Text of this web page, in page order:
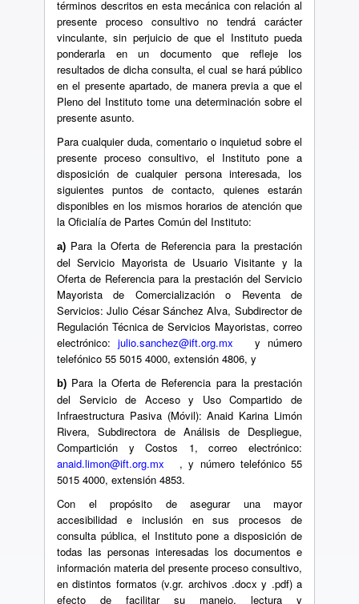
términos descritos en esta mecánica con relación al
presente proceso consultivo no tendrá carácter
vinculante, sin perjuicio de que el Instituto pueda
ponderarla en un documento que refleje los
resultados de dicha consulta, el cual se hará público
en el presente apartado, de manera previa a que el
Pleno del Instituto tome una determinación sobre el
presente asunto.
Para cualquier duda, comentario o inquietud sobre el
presente proceso consultivo, el Instituto pone a
disposición de cualquier persona interesada, los
siguientes puntos de contacto, quienes estarán
disponibles en los mismos horarios de atención que
la Oficialía de Partes Común del Instituto:
a) Para la Oferta de Referencia para la prestación
del Servicio Mayorista de Usuario Visitante y la
Oferta de Referencia para la prestación del Servicio
Mayorista de Comercialización o Reventa de
Servicios: Julio César Sánchez Alva, Subdirector de
Regulación Técnica de Servicios Mayoristas, correo
electrónico: julio.sanchez@ift.org.mx
y número
telefónico 55 5015 4000, extensión 4806, y
b) Para la Oferta de Referencia para la prestación
del Servicio de Acceso y Uso Compartido de
Infraestructura Pasiva (Móvil): Anaid Karina Limón
Rivera, Subdirectora de Análisis de Despliegue,
Compartición y Costos 1, correo electrónico:
anaid.limon@ift.org.mx
, y número telefónico 55
5015 4000, extensión 4853.
Con el propósito de asegurar una mayor
accesibilidad e inclusión en sus procesos de
consulta pública, el Instituto pone a disposición de
todas las personas interesadas los documentos e
información materia del presente proceso consultivo,
en distintos formatos (v.gr. archivos .docx y .pdf) a
efecto de facilitar su manejo, lectura y